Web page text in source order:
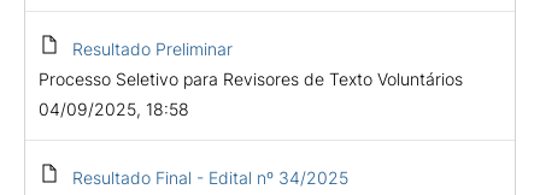
Resultado Preliminar
Processo Seletivo para Revisores de Texto Voluntários
04/09/2025, 18:58
Resultado Final - Edital nº 34/2025